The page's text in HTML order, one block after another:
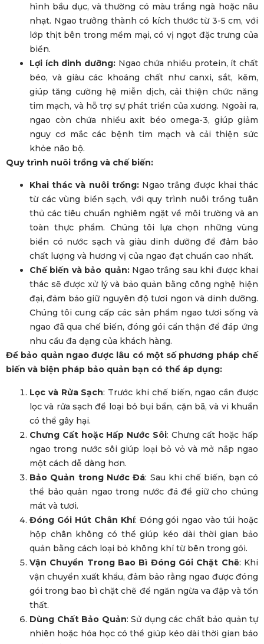
hình bầu dục, và thường có màu trắng ngà hoặc nâu
nhạt. Ngao trưởng thành có kích thước từ 3-5 cm, với
lớp thịt bên trong mềm mại, có vị ngọt đặc trưng của
biển.
Lợi ích dinh dưỡng: Ngao chứa nhiều protein, ít chất
béo, và giàu các khoáng chất như canxi, sắt, kẽm,
giúp tăng cường hệ miễn dịch, cải thiện chức năng
tim mạch, và hỗ trợ sự phát triển của xương. Ngoài ra,
ngao còn chứa nhiều axit béo omega-3, giúp giảm
nguy cơ mắc các bệnh tim mạch và cải thiện sức
khỏe não bộ.
Quy trình nuôi trồng và chế biến:
Khai thác và nuôi trồng:Ngao trắng được khai thác
từ các vùng biển sạch, với quy trình nuôi trồng tuân
thủ các tiêu chuẩn nghiêm ngặt về môi trường và an
toàn thực phẩm. Chúng tôi lựa chọn những vùng
biển có nước sạch và giàu dinh dưỡng để đảm bảo
chất lượng và hương vị của ngao đạt chuẩn cao nhất.
Chế biến và bảo quản:Ngao trắng sau khi được khai
thác sẽ được xử lý và bảo quản bằng công nghệ hiện
đại, đảm bảo giữ nguyên độ tươi ngon và dinh dưỡng.
Chúng tôi cung cấp các sản phẩm ngao tươi sống và
ngao đã qua chế biến, đóng gói cẩn thận để đáp ứng
nhu cầu đa dạng của khách hàng.
Để bảo quản ngao được lâu có một số phương pháp chế
biến và biện pháp bảo quản bạn có thể áp dụng:
Lọc và Rửa Sạch: Trước khi chế biến, ngao cần được
lọc và rửa sạch để loại bỏ bụi bẩn, cặn bã, và vi khuẩn
có thể gây hại.
Chưng Cất hoặc Hấp Nước Sôi: Chưng cất hoặc hấp
ngao trong nước sôi giúp loại bỏ vỏ và mở nắp ngao
một cách dễ dàng hơn.
Bảo Quản trong Nước Đá: Sau khi chế biến, bạn có
thể bảo quản ngao trong nước đá để giữ cho chúng
mát và tươi.
Đóng Gói Hút Chân Khí: Đóng gói ngao vào túi hoặc
hộp chân không có thể giúp kéo dài thời gian bảo
quản bằng cách loại bỏ không khí từ bên trong gói.
Vận Chuyển Trong Bao Bì Đóng Gói Chặt Chẽ: Khi
vận chuyển xuất khẩu, đảm bảo rằng ngao được đóng
gói trong bao bì chặt chẽ để ngăn ngừa va đập và tổn
thất.
Dùng Chất Bảo Quản: Sử dụng các chất bảo quản tự
nhiên hoặc hóa học có thể giúp kéo dài thời gian bảo